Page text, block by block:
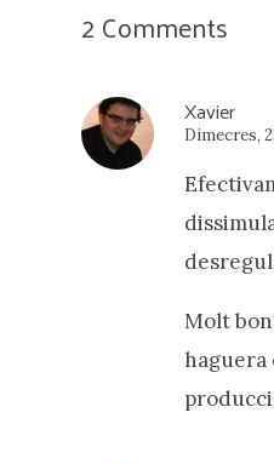
2 Comments
Xavier
Dimecres,
Molt
haguera